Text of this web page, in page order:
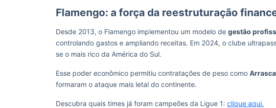
Flamengo: a força da reestruturação
Desde 2013, o Flamengo implementou um modelo de gestão
controlando gastos e ampliando receitas. Em 2024, o clube
se o mais rico da América do Sul.
Esse poder econômico permitiu contratações de peso como
formaram o ataque mais letal do continente.
Descubra quais times já foram campeões da Ligue 1: clique aqui.